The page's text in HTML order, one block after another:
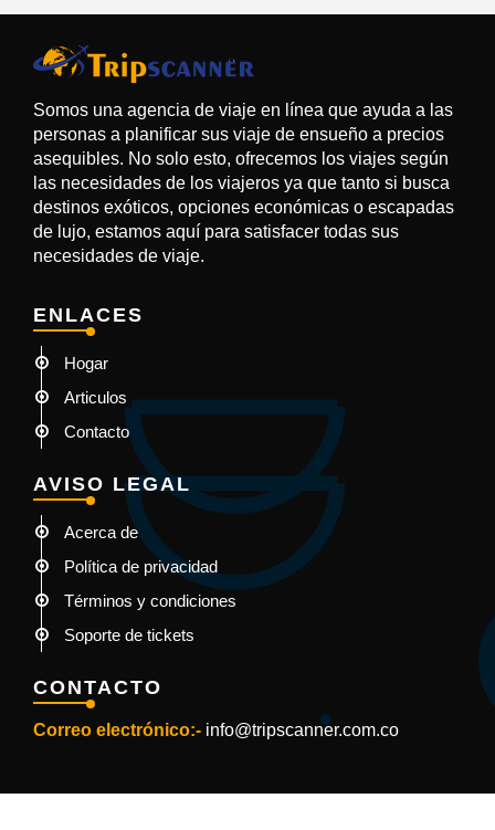
Somos una agencia de viaje en línea que ayuda a las
personas a planificar sus viaje de ensueño a precios
asequibles. No solo esto, ofrecemos los viajes según
las necesidades de los viajeros ya que tanto si busca
destinos exóticos, opciones económicas o escapadas
de lujo, estamos aquí para satisfacer todas sus
necesidades de viaje.
ENLACES
Hogar
Articulos
Contacto
AVISO LEGAL
Acerca de
Política de privacidad
Términos y condiciones
Soporte de tickets
CONTACTO
Correo electrónico:- info@tripscanner.com.co